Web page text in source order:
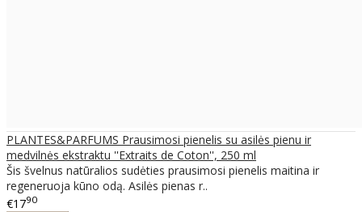
PLANTES&PARFUMS Prausimosi pienelis su asilės pienu ir
medvilnės ekstraktu ''Extraits de Coton'', 250 ml
Šis švelnus natūralios sudėties prausimosi pienelis maitina ir
regeneruoja kūno odą. Asilės pienas r..
€1790